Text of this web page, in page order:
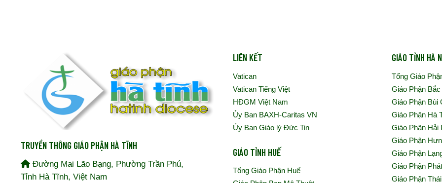
TRUYỀN THÔNG GIÁO PHẬN HÀ TĨNH
Đường Mai Lão Bạng, Phường Trần Phú,
Tỉnh Hà Tĩnh, Việt Nam
LIÊN KẾT
Vatican
Vatican Tiếng Việt
HĐGM Việt Nam
Ủy Ban BAXH-Caritas VN
Ủy Ban Giáo lý Đức Tin
GIÁO TỈNH HUẾ
Tổng Giáo Phận Huế
GIÁO TỈNH HÀ
Tổng Giáo
Giáo Phận
Giáo Phận Bùi
Giáo Phận Hà
Giáo Phận Hải
Giáo Phận
Giáo Phận
Giáo Phận
Giáo Phận